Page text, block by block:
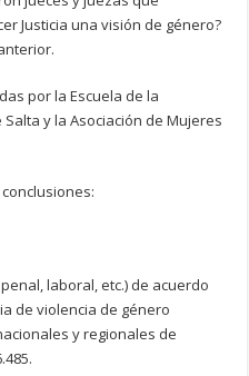
Justicia una visión de género?
por la Escuela de la
y la Asociación de Mujeres
laboral, etc.) de acuerdo
de violencia de género
y regionales de